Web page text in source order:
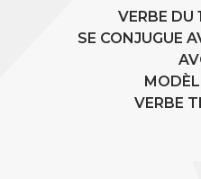
VERBE DU
SE CONJUGUE
VERBE